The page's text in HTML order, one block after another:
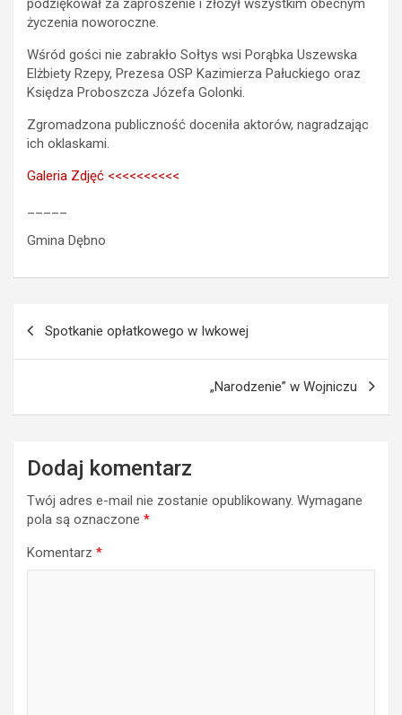
podziękował za zaproszenie i złożył wszystkim obecnym
życzenia noworoczne.
Wśród gości nie zabrakło Sołtys wsi Porąbka Uszewska
Elżbiety Rzepy, Prezesa OSP Kazimierza Pałuckiego oraz
Księdza Proboszcza Józefa Golonki.
Zgromadzona publiczność doceniła aktorów, nagradzając
ich oklaskami.
Galeria Zdjęć <<<<<<<<<<
Gmina Dębno
wpisu
Spotkanie opłatkowego w Iwkowej
„Narodzenie” w Wojniczu
Dodaj komentarz
Twój adres e-mail nie zostanie opublikowany. Wymagane
pola są oznaczone *
Komentarz *